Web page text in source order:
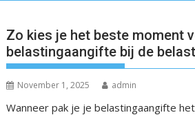
Zo kies je het beste moment
belastingaangifte bij de
November 1, 2025 admin
Wanneer pak je je belastingaangifte